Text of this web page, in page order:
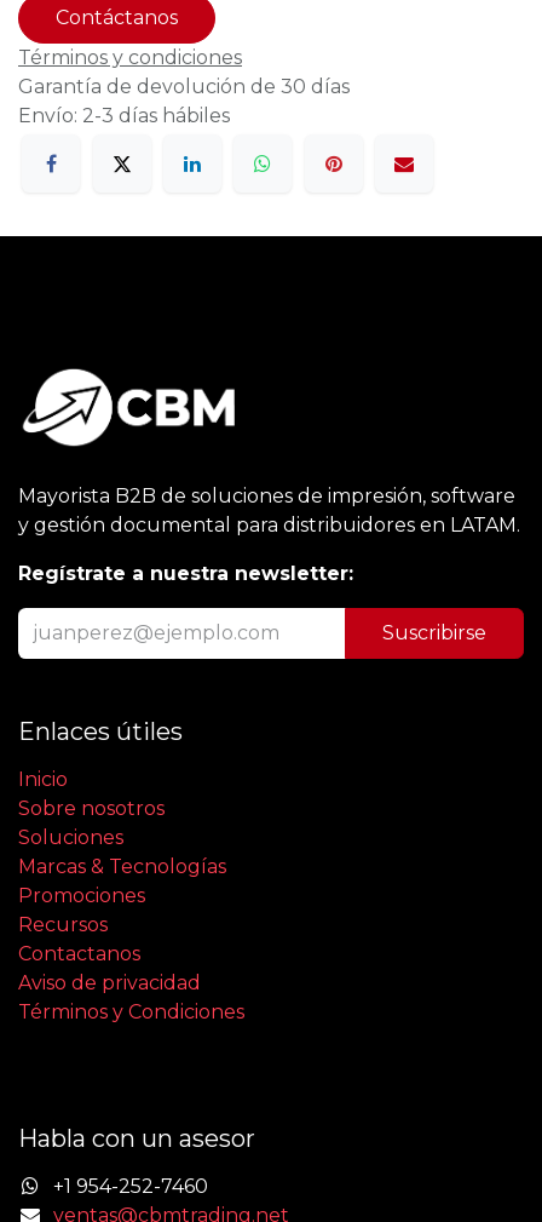
Contáctanos
Términos y condiciones
Garantía de devolución de 30 días
Envío: 2-3 días hábiles
Mayorista B2B de soluciones de impresión, software
y gestión documental para distribuidores en LATAM.
Regístrate a nuestra newsletter:
Suscribirse
Enlaces útiles
Inicio
Sobre nosotros
Soluciones
Marcas & Tecnologías
Promociones
Recursos
Contactanos
Aviso de privacidad
Términos y Condiciones
Habla con un asesor
+1 954-252-7460
ventas@cbmtrading.net